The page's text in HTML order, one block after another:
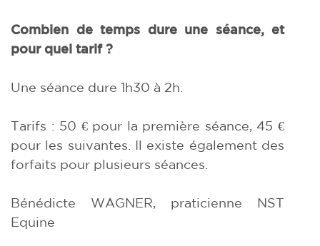
Combien de temps dure une séance, et
pour quel tarif ?
Une séance dure 1h30 à 2h.
Tarifs : 50 € pour la première séance, 45 €
pour les suivantes. Il existe également des
forfaits pour plusieurs séances.
Bénédicte WAGNER, praticienne NST
Equine